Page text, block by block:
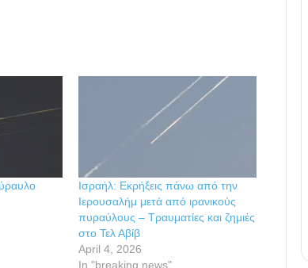
Ισραήλ: Εκρήξεις πάνω από την
Ιερουσαλήμ μετά από ιρανικούς
πυραύλους – Τραυματίες και ζημιές
στο Τελ Αβίβ
April 4, 2026
In "breaking news"